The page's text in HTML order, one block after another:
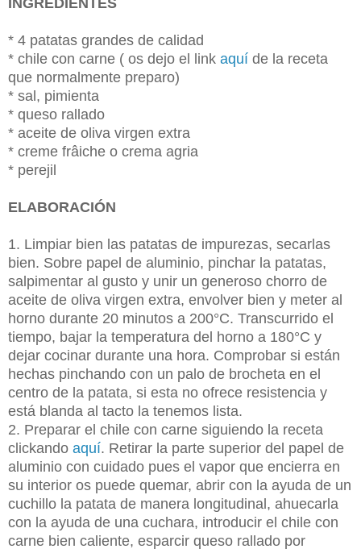
* 4 patatas grandes de calidad
* chile con carne ( os dejo el link aquí de la receta
que normalmente preparo)
* sal, pimienta
* queso rallado
* aceite de oliva virgen extra
* creme frâiche o crema agria
* perejil
ELABORACIÓN
1. Limpiar bien las patatas de impurezas, secarlas
bien. Sobre papel de aluminio, pinchar la patatas,
salpimentar al gusto y unir un generoso chorro de
aceite de oliva virgen extra, envolver bien y meter al
horno durante 20 minutos a 200°C. Transcurrido el
tiempo, bajar la temperatura del horno a 180°C y
dejar cocinar durante una hora. Comprobar si están
hechas pinchando con un palo de brocheta en el
centro de la patata, si esta no ofrece resistencia y
está blanda al tacto la tenemos lista.
2. Preparar el chile con carne siguiendo la receta
clickando aquí. Retirar la parte superior del papel de
aluminio con cuidado pues el vapor que encierra en
su interior os puede quemar, abrir con la ayuda de un
cuchillo la patata de manera longitudinal, ahuecarla
con la ayuda de una cuchara, introducir el chile con
carne bien caliente, esparcir queso rallado por